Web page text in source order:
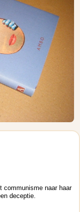
communisme naar haar
deceptie.